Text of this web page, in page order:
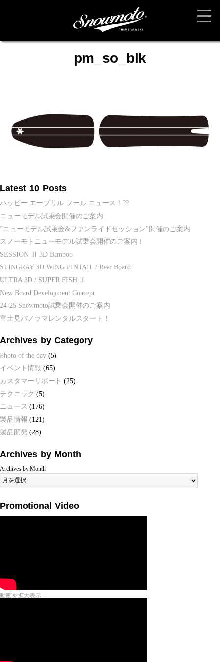
pm_so_blk
Latest 10 Posts
ハッピー エープリル フール ニュース！??
ニューモデル試乗会開催のご案内
”ニューモデル試乗会&ファンライドセッション”開催のご案内
スノーモトニューモデル試乗会開催のご案内！
SESSION Ⅲ 3D Bamboo
STINGRAY 3D WING PINTAIL / Rear Board
ULTRA 3D / SUPER FISH Ⅲ
New Board Development Concept
24-25 Snowmoto試乗会開催のご案内
富士見パノラマレンタルスタート！
Archives by Category
Photo of the day (5)
イベント情報 (65)
カスタマーリポート (25)
テクニック (5)
ニュース (176)
製品情報 (121)
製品開発 (28)
Archives by Month
Archives by Month
Promotional Video
動画を拡大表示